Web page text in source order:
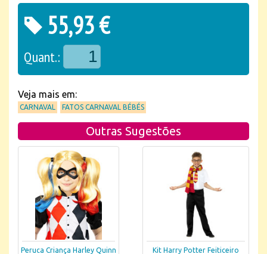
55,93 €
Quant.:
Veja mais em:
CARNAVAL FATOS CARNAVAL BÉBÉS
Outras Sugestões
Peruca Criança Harley Quinn Kit Harry Potter Feiticeiro